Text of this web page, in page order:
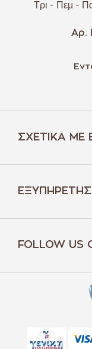
Τρι - Πεμ -
Αρ.
ΣΧΕΤΙΚΆ ΜΕ
FOLLOW US